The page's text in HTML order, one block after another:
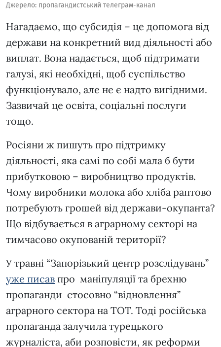
Джерело: пропагандистський телеграм-канал
Нагадаємо, що субсидія – це допомога від
держави на конкретний вид діяльності або
виплат. Вона надається, щоб підтримати
галузі, які необхідні, щоб суспільство
функціонувало, але не є надто вигідними.
Зазвичай це освіта, соціальні послуги
тощо.
Росіяни ж пишуть про підтримку
діяльності, яка самі по собі мала б бути
прибутковою – виробництво продуктів.
Чому виробники молока або хліба раптово
потребують грошей від держави-окупанта?
Що відбувається в аграрному секторі на
тимчасово окупованій території?
У травні “Запорізький центр розслідувань”
уже писав про маніпуляції та брехню
пропаганди стосовно “відновлення”
аграрного сектора на ТОТ. Тоді російська
пропаганда залучила турецького
журналіста, аби розповісти, як реформи